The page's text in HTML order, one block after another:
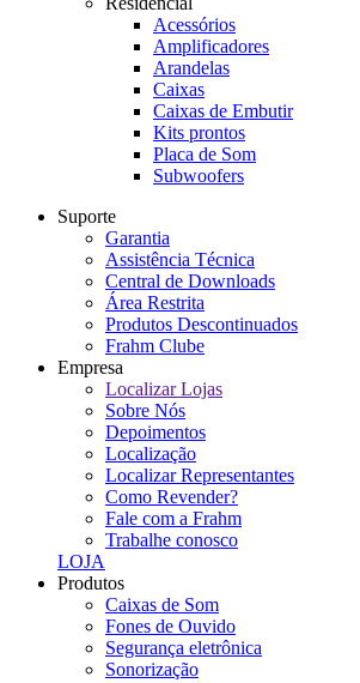
Acessórios
Amplificadores
Arandelas
Caixas
Caixas de Embutir
Kits prontos
Placa de Som
Subwoofers
Suporte
Garantia
Assistência Técnica
Central de Downloads
Área Restrita
Produtos Descontinuados
Frahm Clube
Empresa
Localizar Lojas
Sobre Nós
Depoimentos
Localização
Localizar Representantes
Como Revender?
Fale com a Frahm
Trabalhe conosco
LOJA
Produtos
Caixas de Som
Fones de Ouvido
Segurança eletrônica
Sonorização